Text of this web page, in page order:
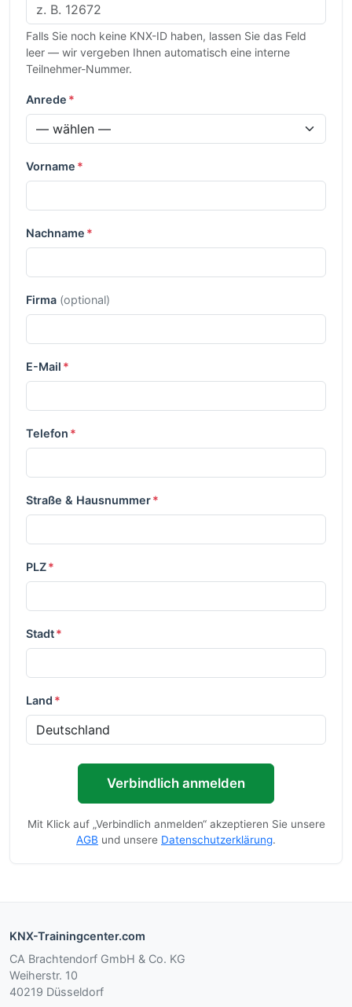
Falls Sie noch keine KNX-ID haben, lassen Sie das Feld
leer — wir vergeben Ihnen automatisch eine interne
Teilnehmer-Nummer.
Anrede *
Vorname *
Nachname *
Firma (optional)
E-Mail *
Telefon *
Straße & Hausnummer*
PLZ*
Stadt*
Land *
Verbindlich anmelden
Mit Klick auf „Verbindlich anmelden“ akzeptieren Sie unsere
AGB und unsere Datenschutzerklärung.
KNX-Trainingcenter.com
CA Brachtendorf GmbH & Co. KG
Weiherstr. 10
40219 Düsseldorf